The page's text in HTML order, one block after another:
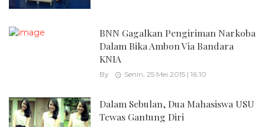
BNN Gagalkan Pengiriman Narkoba
Dalam Bika Ambon Via Bandara
KNIA
By Senin, 25 Mei 2015 | 16:10
Dalam Sebulan, Dua Mahasiswa USU
Tewas Gantung Diri